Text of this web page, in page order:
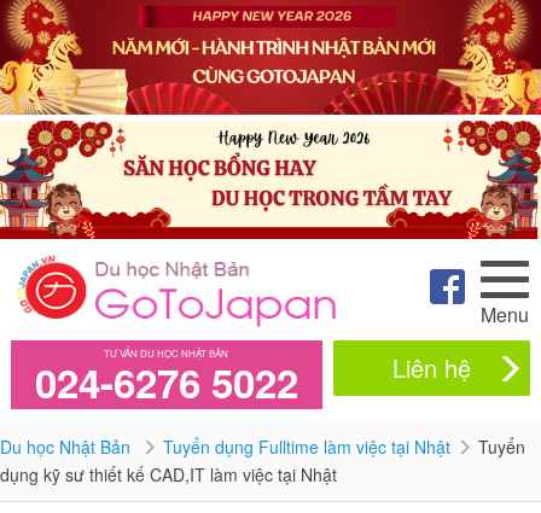
Menu
TƯ VẤN DU HỌC NHẬT BẢN
024-6276 5022 Liên hệ
Du học Nhật Bản Tuyển dụng Fulltime làm việc tại Nhật
Tuyển
dụng kỹ sư thiết kế CAD,IT làm việc tại Nhật